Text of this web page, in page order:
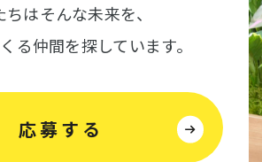
ちはそんな未来を、
る仲間を探しています。
応募する